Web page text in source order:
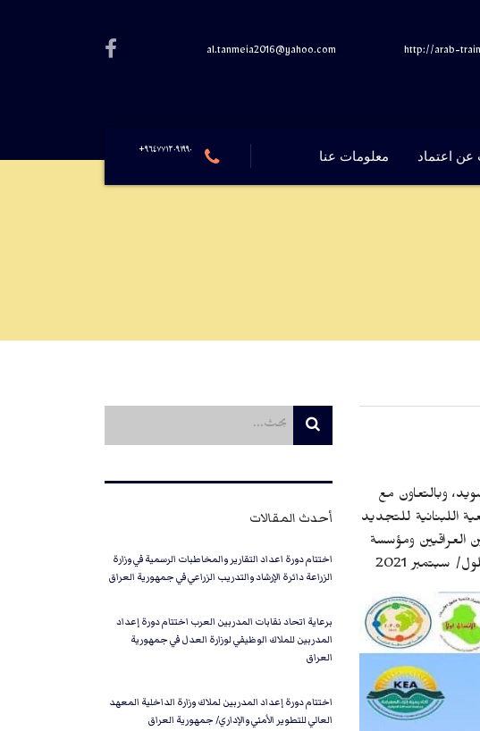
al.tanmeia2016@yahoo.com http://arab-
عن اعتماد معلومات عنا ٩٦٤٧٧١٢٠٩١٩٩٠+
وبالتعاون مع
اللبنانية للتجديد
العراقيين ومؤسسة
أحدث المقالات
اختتام دورة اعداد التقارير والمخاطبات الرسمية في وزارة
الزراعة دائرة الإرشاد والتدريب الزراعي في جمهورية العراق
برعاية اتحاد نقابات المدربين العرب اختتام دورة إعداد
المدربين للملاك الوظيفي لوزارة العدل في جمهورية
العراق
اختتام دورة إعداد المدربين لملاك وزارة الداخلية المعهد
العالي للتطوير الأمني والإداري/ جمهورية العراق